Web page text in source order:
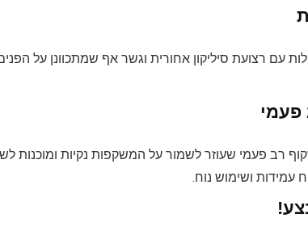
עם רצועת סיליקון אחורית וגשר אף שמתכוונן על
פעמי
רב פעמי שעוזר לשמור על המשקפות נקיות ומוכנות